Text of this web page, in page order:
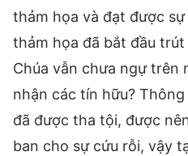
thảm họa và đạt được
thảm họa đã bắt đầu
Chúa vẫn chưa ngự trên
nhận các tín hữu?
đã được tha tội, được
ban cho sự cứu rỗi, vậy